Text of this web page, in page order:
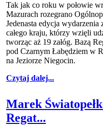
Tak jak co roku w połowie
Mazurach rozegrano
Jedenasta edycja
całego kraju, którzy wzięli
tworząc aż 19 załóg. Bazą
pod Czarnym Łabędziem w
na Jeziorze Niegocin.
Czytaj dalej...
Marek
Regat...